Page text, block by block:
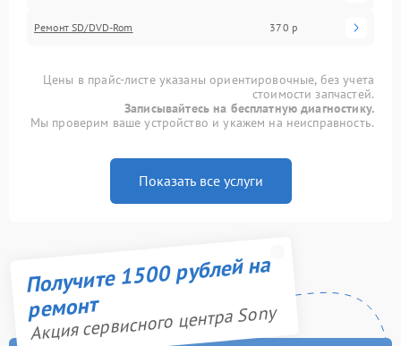
Ремонт SD/DVD-Rom 370 р
Цены в прайс-листе указаны ориентировочные, без учета
стоимости запчастей.
Записывайтесь на бесплатную диагностику.
Мы проверим ваше устройство и укажем на неисправность.
Показать все услуги
Получите 1500 рублей на
ремонт
Акция сервисного центра Sony